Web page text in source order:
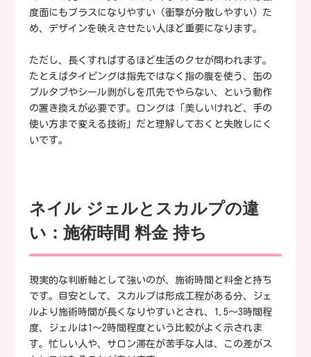
度面にもプラスになりやすい（衝撃が分散しやすい）た
め、デザインを映えさせたい人ほど重要になります。
ただし、長くすればするほど生活のクセが問われます。
たとえばタイピングは指先ではなく指の腹を使う、缶の
プルタブやシール剥がしを爪先でやらない、という動作
の置き換えが必要です。ロングは「美しいけれど、手の
使い方まで変える技術」だと理解しておくと失敗しにく
いです。
ネイル ジェルとスカルプの違
い：施術時間 料金 持ち
現実的な判断軸として強いのが、施術時間と料金と持ち
です。目安として、スカルプは形成工程がある分、ジェ
ルより施術時間が長くなりやすいとされ、1.5〜3時間程
度、ジェルは1〜2時間程度という比較がよく示されま
す。忙しい人や、サロン滞在が苦手な人は、この差がス